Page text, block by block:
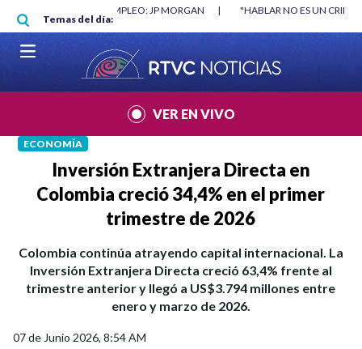
Pasar al contenido principal
Temas del día:
"HABLAR NO ES UN CRIMEN": CARTA DE BETO CORAL |
VER EN VIVO
ECONOMÍA
Inversión Extranjera Directa en
Colombia creció 34,4% en el primer
trimestre de 2026
Colombia continúa atrayendo capital internacional. La
Inversión Extranjera Directa creció 63,4% frente al
trimestre anterior y llegó a US$3.794 millones entre
enero y marzo de 2026.
07 de Junio 2026, 8:54 AM